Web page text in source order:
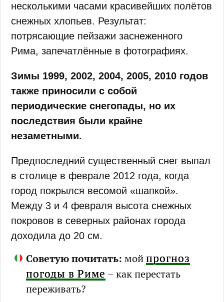
несколькими часами красивейших полётов
снежных хлопьев. Результат:
потрясающие пейзажи заснеженного
Рима, запечатлённые в фотографиях.
Зимы 1999, 2002, 2004, 2005, 2010 годов
также приносили с собой
периодические снегопады, но их
последствия были крайне
незаметными.
Предпоследний существенный снег выпал
в столице в феврале 2012 года, когда
город покрылся весомой «шапкой».
Между 3 и 4 февраля высота снежных
покровов в северных районах города
доходила до 20 см.
Советую почитать: мойпрогноз
погоды в Риме – как перестать
переживать?